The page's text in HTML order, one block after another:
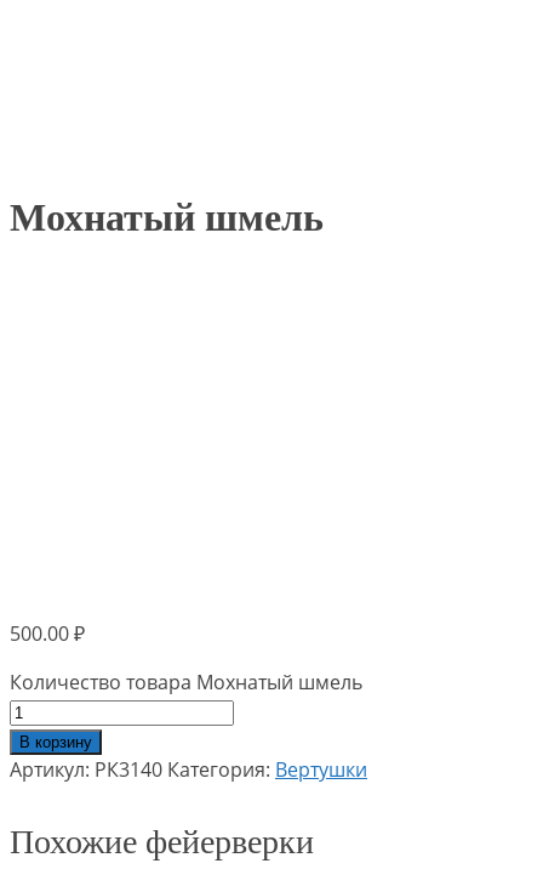
Мохнатый шмель
500.00₽
Количество товара Мохнатый шмель
В корзину
Артикул: РК3140 Категория: Вертушки
Похожие фейерверки